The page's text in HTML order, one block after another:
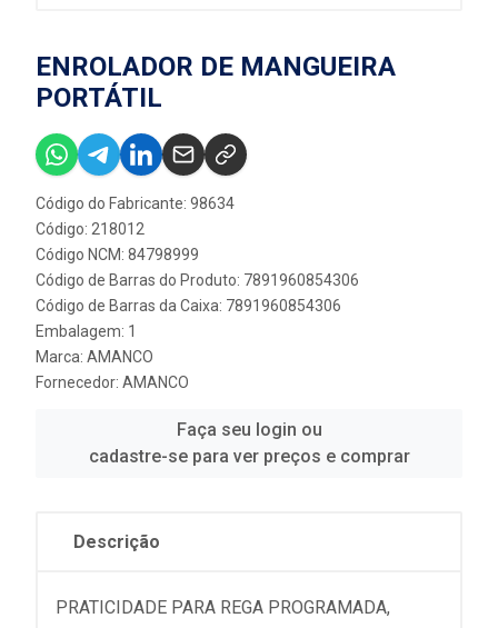
ENROLADOR DE MANGUEIRA
PORTÁTIL
Código do Fabricante: 98634
Código: 218012
Código NCM: 84798999
Código de Barras do Produto: 7891960854306
Código de Barras da Caixa: 7891960854306
Embalagem: 1
Marca: AMANCO
Fornecedor: AMANCO
Faça seu login ou
cadastre-se para ver preços e comprar
Descrição
PRATICIDADE PARA REGA PROGRAMADA,